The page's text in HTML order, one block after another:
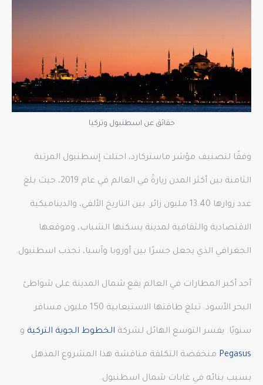
حقائق عن اسطنبول وتركيا
وفقًا لتصنيف مؤشر ماستركارد، احتلت إسطنبول المرتبة
الثامنة بين أكثر المدن زيارةً في العالم في عام 2019، حيث بلغ
عدد زوارها 13.40 مليون زائر. بين التاريخ الألفي، والديناميكية
الاقتصادية والثقافية لمدينة يسكنها الشباب، وموقعها
الجغرافي الذي يجعل جسرًا بين أوروبا وآسيا، تجذب اسطنبول.
أحد أكبر المطارات في العالم يقع شمال المدينة على شواطئ
البحر الأسود. تبلغ طاقتها الاستيعابية 150 مليون مسافر
سنويًا. يفسر التوسع الهائل لشركة الخطوط الجوية التركية و
Pegasus منخفضة التكلفة مناقشة هذا المشروع المذهل
بسبب بنائه في غابات شمال اسطنبول.